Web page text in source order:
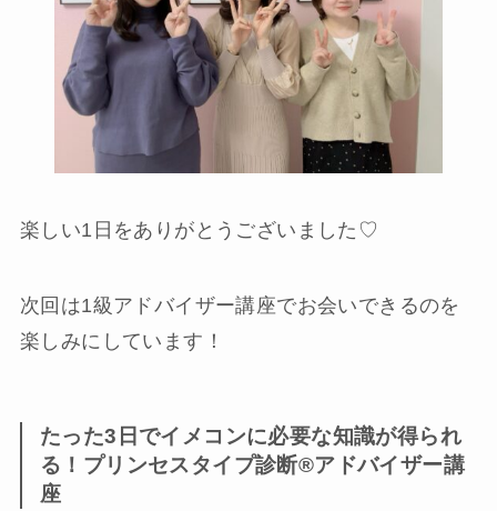
楽しい1日をありがとうございました♡
次回は1級アドバイザー講座でお会いできるのを
楽しみにしています！
たった3日でイメコンに必要な知識が得られ
る！プリンセスタイプ診断®︎アドバイザー講
座